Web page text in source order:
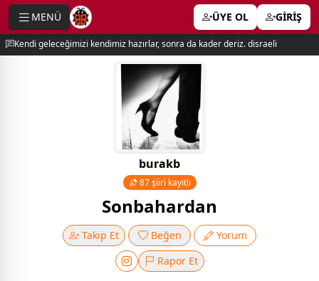
MENÜ ÜYE OL GİRİŞ
Kendi geleceğimizi kendimiz hazırlar, sonra da kader deriz. disraeli
burakb
87 şiiri kayıtlı
Sonbahardan
Takip Et Beğen
Yorum
Rapor Et
menu